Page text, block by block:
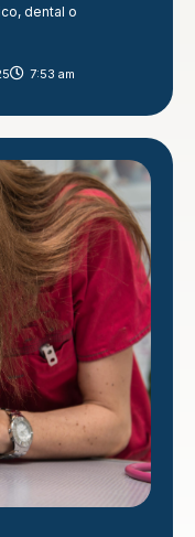
dental o
7:53 am